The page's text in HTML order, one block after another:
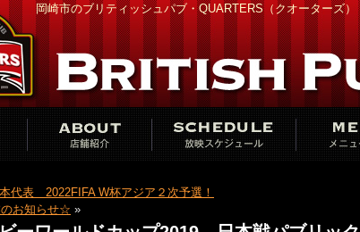
岡崎市のブリティッシュパブ・QUARTERS（クオーターズ）
代表 2022FIFA W杯アジア２次予選！
お知らせ☆ »